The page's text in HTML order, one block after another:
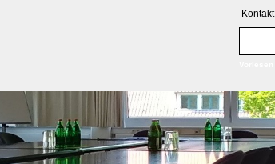
Kontakt